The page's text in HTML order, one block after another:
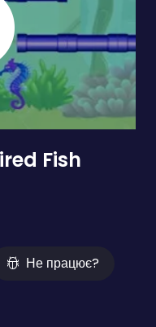
Fish
Не працює?